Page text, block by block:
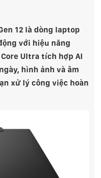
12 là dòng laptop
với hiệu năng
Ultra tích hợp AI
hình ảnh và âm
xử lý công việc hoàn